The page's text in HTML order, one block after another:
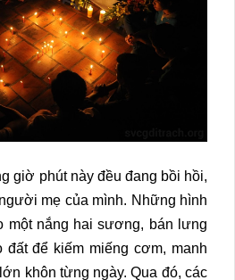
giờ phút này đều đang bồi hồi,
mẹ của mình. Những hình
một nắng hai sương, bán lưng
đất để kiếm miếng cơm, manh
khôn từng ngày. Qua đó, các